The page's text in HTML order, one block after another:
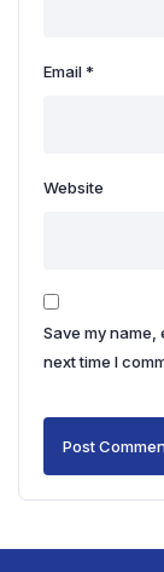
Email*
Website
Save my
next time I